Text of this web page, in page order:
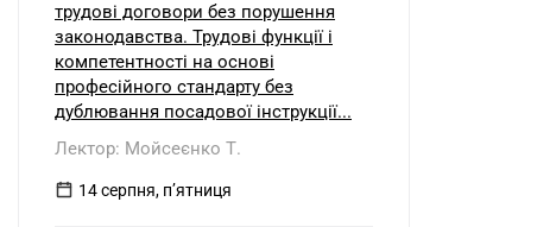
трудові договори без порушення
законодавства. Трудові функції і
компетентності на основі
професійного стандарту без
дублювання посадової інструкції...
Лектор: Мойсеєнко Т.
14 серпня, пʼятниця